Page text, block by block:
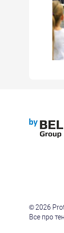
© 2026
Все про